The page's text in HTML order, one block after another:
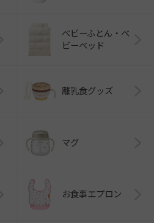
ベビーふとん・ベ
ビーベッド
離乳食グッズ
マグ
お食事エプロン